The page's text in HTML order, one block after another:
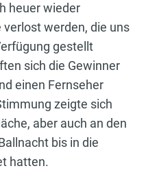
heuer wieder
werden, die uns
gestellt
sich die Gewinner
einen Fernseher
zeigte sich
aber auch an den
bis in die
hatten.